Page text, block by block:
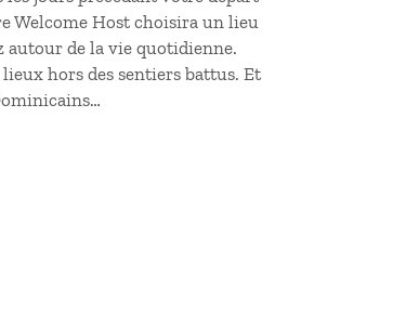
Welcome Host choisira un lieu
autour de la vie quotidienne.
hors des sentiers battus. Et